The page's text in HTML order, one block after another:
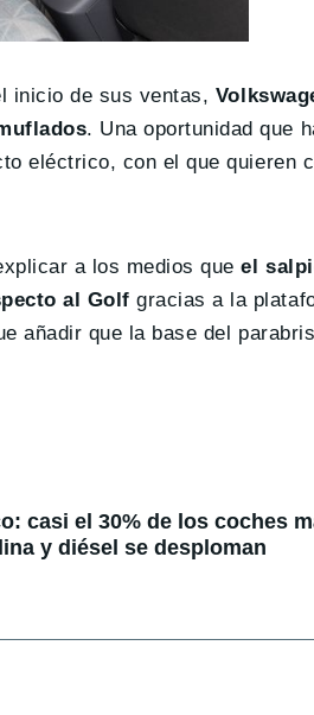
inicio de sus ventas,
. Una oportunidad que
eléctrico, con el que quieren
a los medios queel
al Golf gracias a la
añadir que la base del
casi el 30% de los coches
y diésel se desploman